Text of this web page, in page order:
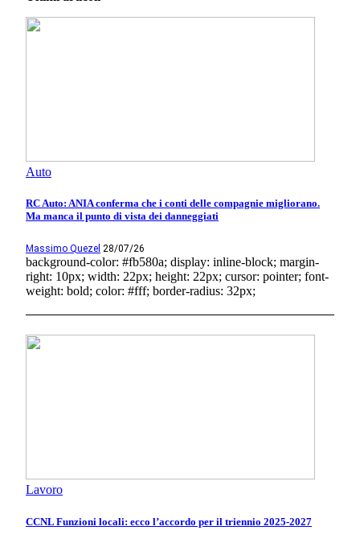
Auto
RC Auto: ANIA conferma che i conti delle compagnie migliorano.
Ma manca il punto di vista dei danneggiati
Massimo Quezel 28/07/26
background-color: #fb580a; display: inline-block; margin-
right: 10px; width: 22px; height: 22px; cursor: pointer; font-
weight: bold; color: #fff; border-radius: 32px;
Lavoro
CCNL Funzioni locali: ecco l’accordo per il triennio 2025-2027